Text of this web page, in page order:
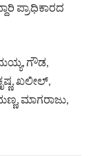
ಪ್ರಾಧಿಕಾರದ
ಗೌಡ,
ಖಲೀಲ್,
ಮಾಗರಾಜು,